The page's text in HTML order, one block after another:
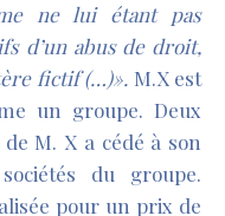
ne lui étant pas
d’un abus de droit,
fictif (…)». M.X est
un groupe. Deux
M. X a cédé à son
du groupe.
pour un prix de